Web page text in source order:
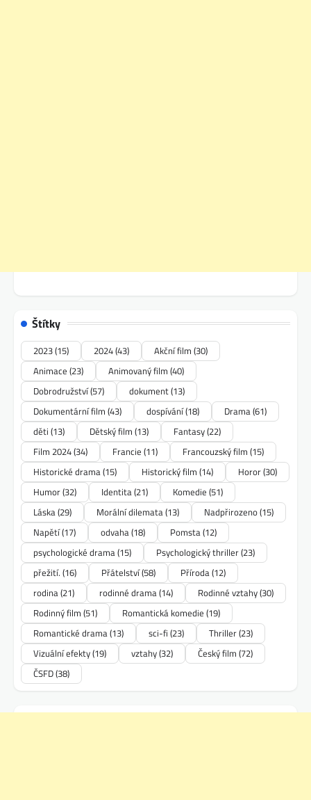
Štítky
2023(15) 2024(43) Akční film (30)
Animace (23) Animovaný film (40)
Dobrodružství(57) dokument(13)
Dokumentární film (43) dospívání(18) Drama(61)
děti (13) Dětský film (13) Fantasy(22)
Film 2024(34) Francie (11) Francouzský film (15)
Historické drama(15) Historický film (14) Horor(30)
Humor(32) Identita(21) Komedie (51)
Láska(29) Morální dilemata(13) Nadpřirozeno(15)
Napětí(17) odvaha(18) Pomsta(12)
psychologické drama(15) Psychologický thriller(23)
přežití. (16) Přátelství(58) Příroda(12)
rodina(21) rodinné drama(14) Rodinné vztahy(30)
Rodinný film (51) Romantická komedie (19)
Romantické drama(13) sci-fi (23) Thriller(23)
Vizuální efekty(19) vztahy(32) Český film (72)
ČSFD(38)